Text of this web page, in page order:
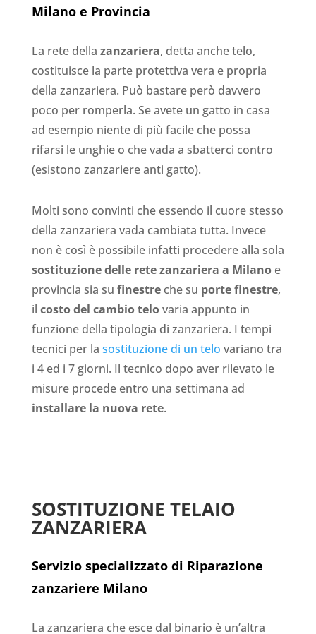
Milano e Provincia
La rete della zanzariera, detta anche telo,
costituisce la parte protettiva vera e propria
della zanzariera. Può bastare però davvero
poco per romperla. Se avete un gatto in casa
ad esempio niente di più facile che possa
rifarsi le unghie o che vada a sbatterci contro
(esistono zanzariere anti gatto).
Molti sono convinti che essendo il cuore stesso
della zanzariera vada cambiata tutta. Invece
non è così è possibile infatti procedere alla sola
sostituzione delle rete zanzariera a Milanoe
provincia sia su finestreche su porte finestre,
il costo del cambio telovaria appunto in
funzione della tipologia di zanzariera. I tempi
tecnici per la sostituzione di un telo variano tra
i 4 ed i 7 giorni. Il tecnico dopo aver rilevato le
misure procede entro una settimana ad
installare la nuova rete.
SOSTITUZIONE TELAIO
ZANZARIERA
Servizio specializzato di Riparazione
zanzariere Milano
La zanzariera che esce dal binario è un’altra